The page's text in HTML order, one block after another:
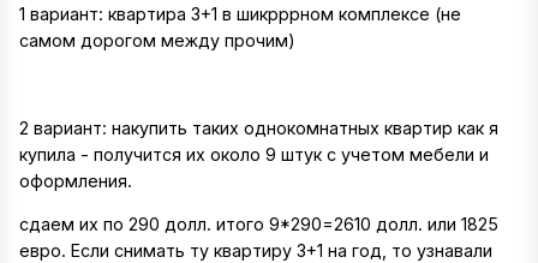
1 вариант: квартира 3+1 в шикрррном комплексе (не
самом дорогом между прочим)
2 вариант: накупить таких однокомнатных квартир как я
купила - получится их около 9 штук с учетом мебели и
оформления.
сдаем их по 290 долл. итого 9*290=2610 долл. или 1825
евро. Если снимать ту квартиру 3+1 на год, то узнавали